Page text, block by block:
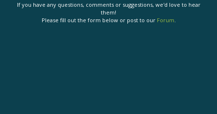
If you have any questions, comments or suggestions, we'd love to hear
them!
Please fill out the form below or post to our Forum